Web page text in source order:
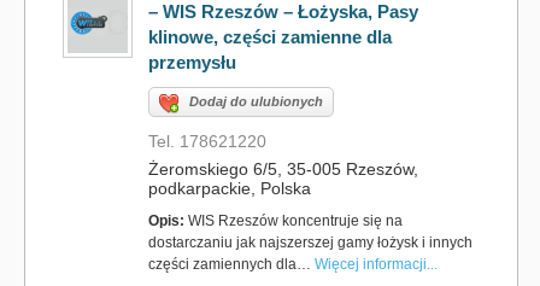
– WIS Rzeszów – Łożyska, Pasy
klinowe, części zamienne dla
przemysłu
Dodaj do ulubionych
Tel. 178621220
Żeromskiego 6/5, 35-005 Rzeszów,
podkarpackie, Polska
Opis: WIS Rzeszów koncentruje się na
dostarczaniu jak najszerszej gamy łożysk i innych
części zamiennych dla… Więcej informacji...